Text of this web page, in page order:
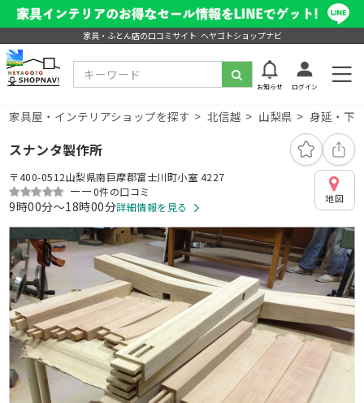
家具・ふとん店の口コミサイト ヘヤゴトショップナビ
お知らせ ログイン
家具屋・インテリアショップを探す 北信越 山梨県 身延・下
スナンタ製作所
〒400-0512山梨県南巨摩郡富士川町小室 4227
ーー0件の口コミ
9時00分～18時00分詳細情報を見る
地図